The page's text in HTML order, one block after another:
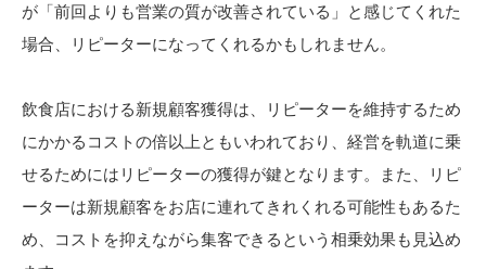
が「前回よりも営業の質が改善されている」と感じてくれた
場合、リピーターになってくれるかもしれません。
飲食店における新規顧客獲得は、リピーターを維持するため
にかかるコストの倍以上ともいわれており、経営を軌道に乗
せるためにはリピーターの獲得が鍵となります。また、リピ
ーターは新規顧客をお店に連れてきれくれる可能性もあるた
め、コストを抑えながら集客できるという相乗効果も見込め